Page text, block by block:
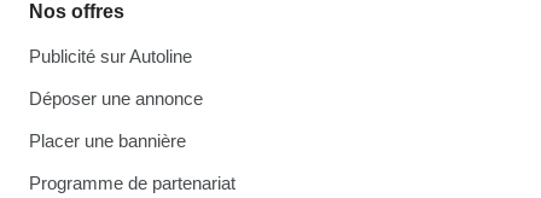
Nos offres
Publicité sur Autoline
Déposer une annonce
Placer une bannière
Programme de partenariat